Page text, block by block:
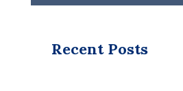
Recent Posts